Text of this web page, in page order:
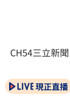
CH54三立新
現正直播